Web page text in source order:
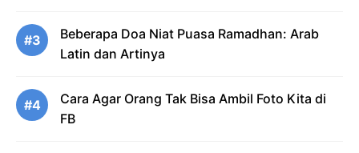
#3
Beberapa Doa Niat Puasa Ramadhan: Arab
Latin dan Artinya
#4
Cara Agar Orang Tak Bisa Ambil Foto Kita di
FB